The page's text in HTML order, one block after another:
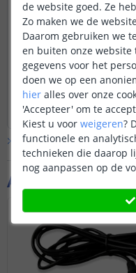
Aanvullende
uw winkelwagen te
Bekijkhele antwoord
Door Sharona op donderdag 15
Bekijk alle Vraag &
de website goed. Ze
Zo maken we de
Daarom gebruiken we
en buiten onze website
gegevens voor het
doen we op een
hier alles over onze
'Accepteer' om te
Kiest u voor weigeren?
functionele en
technieken die daarop
nog aanpassen op de